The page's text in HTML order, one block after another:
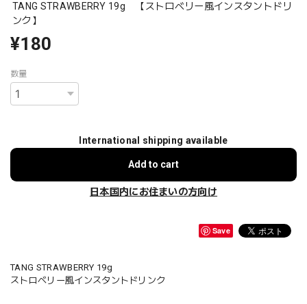
TANG STRAWBERRY 19g 【ストロベリー風インスタントドリ
ンク】
¥180
数量
International shipping available
Add to cart
日本国内にお住まいの方向け
Save
TANG STRAWBERRY 19g
ストロベリー風インスタントドリンク